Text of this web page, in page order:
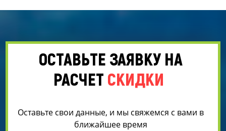
ОСТАВЬТЕ ЗАЯВКУ НА
РАСЧЕТ СКИДКИ
Оставьте свои данные, и мы свяжемся с вами в
ближайшее время